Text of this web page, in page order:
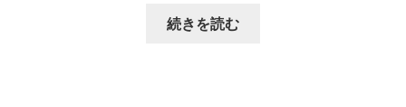
続きを読む